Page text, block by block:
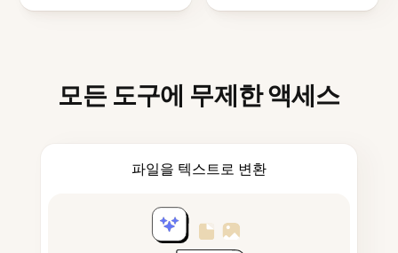
모든 도구에 무제한 액세스
파일을 텍스트로 변환